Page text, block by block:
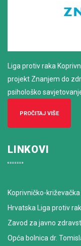
Liga protiv raka
projekt Znanjem do
psihološko
PROČITAJ VIŠE
LINKOVI
Koprivničko-
Hrvatska Liga protiv
Zavod za javno
Opća bolnica dr.